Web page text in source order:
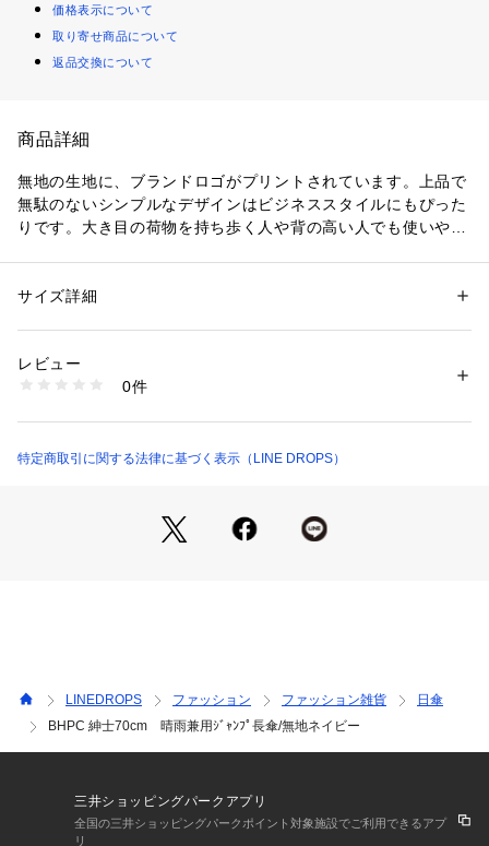
価格表示について
取り寄せ商品について
返品交換について
商品詳細
無地の生地に、ブランドロゴがプリントされています。上品で
無駄のないシンプルなデザインはビジネススタイルにもぴった
りです。大き目の荷物を持ち歩く人や背の高い人でも使いやす
性別：メンズ
素材：ﾎﾟﾘｴｽﾃﾙ100% 裏面ﾎﾟﾘｳﾚﾀﾝｺｰﾃｨﾝｸﾞ
商品番号：
4547128711310 （ショップ）
サイズ詳細
レビュー
0件
特定商取引に関する法律に基づく表示（LINE DROPS）
LINEDROPS ファッション ファッション雑貨
日傘
BHPC 紳士70cm 晴雨兼用ｼﾞｬﾝﾌﾟ長傘/無地ネイビー
三井ショッピングパークアプリ
全国の三井ショッピングパークポイント対象施設でご利用できるアプ
リ